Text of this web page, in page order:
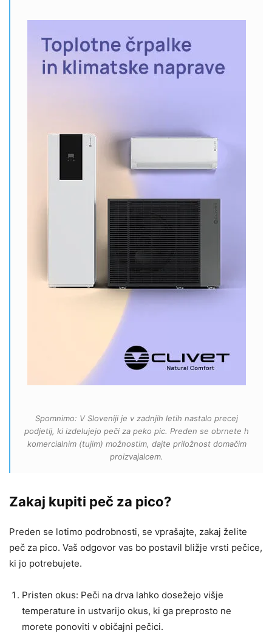
Spomnimo: V Sloveniji je v zadnjih letih nastalo precej
podjetij, ki izdelujejo peči za peko pic. Preden se obrnete h
komercialnim (tujim) možnostim, dajte priložnost domačim
proizvajalcem.
Zakaj kupiti peč za pico?
Preden se lotimo podrobnosti, se vprašajte, zakaj želite
peč za pico. Vaš odgovor vas bo postavil bližje vrsti pečice,
ki jo potrebujete.
Pristen okus: Peči na drva lahko dosežejo višje
temperature in ustvarijo okus, ki ga preprosto ne
morete ponoviti v običajni pečici.